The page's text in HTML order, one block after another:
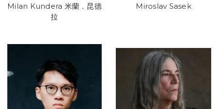
Milan Kundera 米蘭．昆德
拉
Miroslav Sasek